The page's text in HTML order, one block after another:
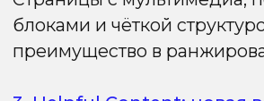
Во-первых, фокус смещается
с отдельных ключевых слов
на семантическое ядро. Поисковик всё